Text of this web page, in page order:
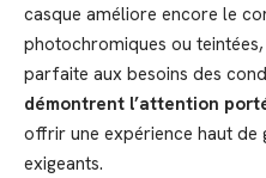
casque améliore encore le
photochromiques ou
parfaite aux besoins des
démontrent l’attention
offrir une expérience haut de
exigeants.